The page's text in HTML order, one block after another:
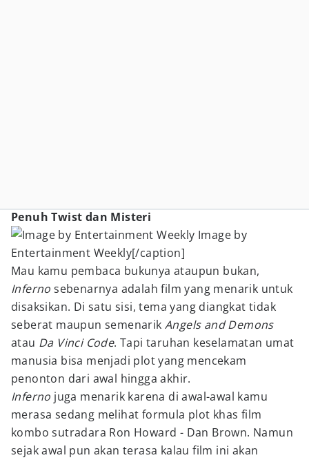
Penuh Twist dan Misteri
Image by
Entertainment Weekly[/caption]
Mau kamu pembaca bukunya ataupun bukan,
Infernosebenarnya adalah film yang menarik untuk
disaksikan. Di satu sisi, tema yang diangkat tidak
seberat maupun semenarik Angels and Demons
atau Da Vinci Code. Tapi taruhan keselamatan umat
manusia bisa menjadi plot yang mencekam
penonton dari awal hingga akhir.
Inferno juga menarik karena di awal-awal kamu
merasa sedang melihat formula plot khas film
kombo sutradara Ron Howard - Dan Brown. Namun
sejak awal pun akan terasa kalau film ini akan